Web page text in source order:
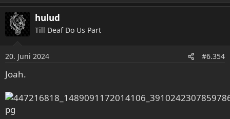
a
k
t
i
o
n
e
n
hulud
Till Deaf Do Us Part
20. Juni 2024 #6.354
Joah.